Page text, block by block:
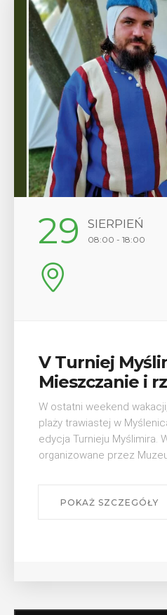
12 SIERPIEŃ
17:00
Wykład
odznaki na
szlakach?”
W środę 12
Bibliotece
wykład Mateusza